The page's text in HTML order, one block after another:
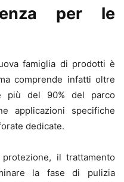
per le
famiglia di prodotti è
comprende infatti oltre
più del 90% del parco
applicazioni specifiche
dedicate.
il trattamento
la fase di pulizia